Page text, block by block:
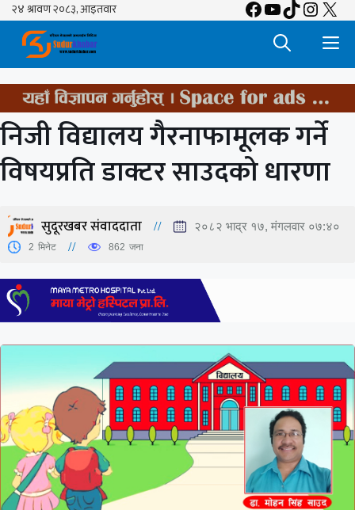
Skip
content
Facebook
YouTube
TikTok
X
निजी विद्यालय गैरनाफामूलक गर्ने
विषयप्रति डाक्टर साउदको धारणा
सुदूरखबर संवाददाता २०८२ भाद्र १७, मंगलवार ०७:४०
2 मिनेट 862 जना